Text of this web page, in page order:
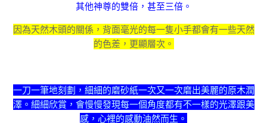
其他神尊的雙倍，甚至三倍。
因為天然木頭的關係，背面毫光的每一隻小手都會有一些天然
的色差，更顯層次。
一刀一筆地刻劃，細細的磨砂紙一次又一次磨出美麗的原木潤
澤。細細欣賞，會慢慢發現每一個角度都有不一樣的光澤跟美
感，心裡的感動油然而生。